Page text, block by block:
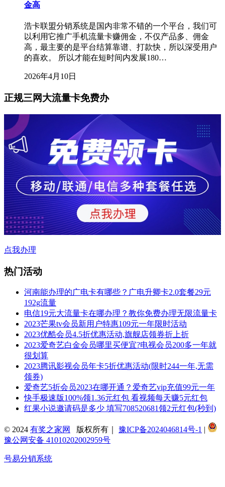
金高
浩卡联盟分销系统是国内非常不错的一个平台，我们可
以利用它推广手机流量卡赚佣金，不仅产品多、佣金
高，最主要的是平台结算靠谱、打款快，所以深受用户
的喜欢。 所以才能在短时间内发展180…
2026年4月10日
正规三网大流量卡免费办
点我办理
热门活动
河南能办理的广电卡有哪些？广电升卿卡2.0套餐29元
192g流量
电信19元大流量卡在哪办理？教你免费办理无限流量卡
2023芒果tv会员新用户特惠109元一年限时活动
2023优酷会员4.5折优惠活动,旗舰店领券折上折
2023爱奇艺白金会员哪里买便宜?电视会员200多一年就
很划算
2023腾讯影视会员年卡5折优惠活动(限时244一年,无需
领券)
爱奇艺5折会员2023在哪开通？爱奇艺vip充值99元一年
快手极速版100%领1.36元红包 看视频每天赚5元红包
红果小说邀请码是多少 填写708520681领2元红包(秒到)
© 2024 有奖之家网 版权所有｜ 豫ICP备2024046814号-1 |
豫公网安备 41010202002959号
号易分销系统